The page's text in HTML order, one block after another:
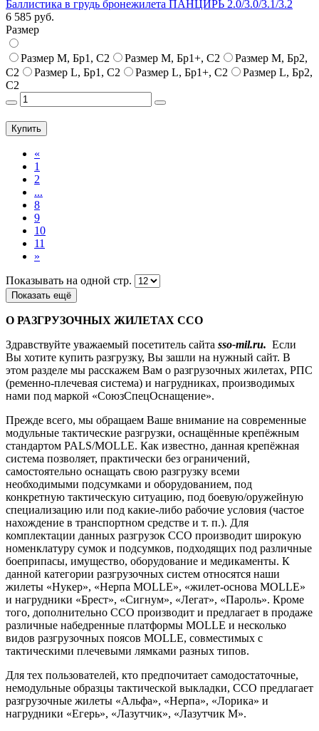
Баллистика в грудь бронежилета ПАНЦИРЬ 2.0/3.0/3.1/3.2
6 585 руб.
Размер
Размер M, Бр1, С2 Размер M, Бр1+, С2
Размер M, Бр2,
С2
Размер L, Бр1, С2 Размер L, Бр1+, С2
Размер L, Бр2,
С2
Купить
«
1
2
...
8
9
10
11
»
Показывать на одной стр.
Показать ещё
О РАЗГРУЗОЧНЫХ ЖИЛЕТАХ ССО
Здравствуйте уважаемый посетитель сайта sso-mil.ru. Если
Вы хотите купить разгрузку, Вы зашли на нужный сайт. В
этом разделе мы расскажем Вам о разгрузочных жилетах, РПС
(ременно-плечевая система) и нагрудниках, производимых
нами под маркой «СоюзСпецОснащение».
Прежде всего, мы обращаем Ваше внимание на современные
модульные тактические разгрузки, оснащённые крепёжным
стандартом PALS/MOLLE. Как известно, данная крепёжная
система позволяет, практически без ограничений,
самостоятельно оснащать свою разгрузку всеми
необходимыми подсумками и оборудованием, под
конкретную тактическую ситуацию, под боевую/оружейную
специализацию или под какие-либо рабочие условия (частое
нахождение в транспортном средстве и т. п.). Для
комплектации данных разгрузок ССО производит широкую
номенклатуру сумок и подсумков, подходящих под различные
боеприпасы, имущество, оборудование и медикаменты. К
данной категории разгрузочных систем относятся наши
жилеты «Нукер», «Нерпа MOLLE», «жилет-основа MOLLE»
и нагрудники «Брест», «Сигнум», «Легат», «Пароль». Кроме
того, дополнительно ССО производит и предлагает в продаже
различные набедренные платформы MOLLE и несколько
видов разгрузочных поясов MOLLE, совместимых с
тактическими плечевыми лямками разных типов.
Для тех пользователей, кто предпочитает самодостаточные,
немодульные образцы тактической выкладки, ССО предлагает
разгрузочные жилеты «Альфа», «Нерпа», «Лорика» и
нагрудники «Егерь», «Лазутчик», «Лазутчик М».